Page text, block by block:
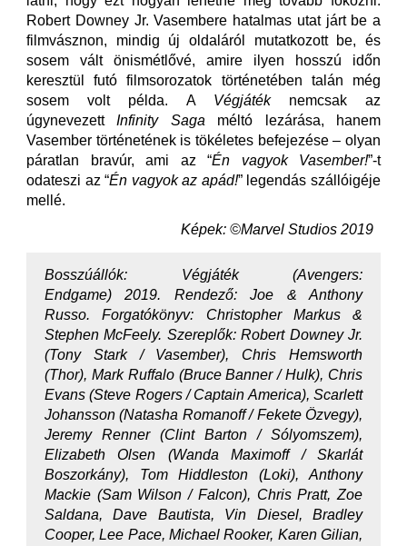
Robert Downey Jr. Vasembere hatalmas utat járt be a
filmvásznon, mindig új oldaláról mutatkozott be, és
sosem vált önismétlővé, amire ilyen hosszú időn
keresztül futó filmsorozatok történetében talán még
sosem volt példa. A Végjátéknemcsak az
úgynevezettInfinity Saga méltó lezárása, hanem
Vasember történetének is tökéletes befejezése – olyan
páratlan bravúr, ami az “Én vagyok Vasember!”-t
odateszi az “Én vagyok az apád!” legendás szállóigéje
mellé.
Képek: ©Marvel Studios 2019
Bosszúállók: Végjáték (Avengers:
Endgame) 2019. Rendező: Joe & Anthony
Russo. Forgatókönyv: Christopher Markus &
Stephen McFeely. Szereplők: Robert Downey Jr.
(Tony Stark / Vasember), Chris Hemsworth
(Thor), Mark Ruffalo (Bruce Banner / Hulk), Chris
Evans (Steve Rogers / Captain America), Scarlett
Johansson (Natasha Romanoff / Fekete Özvegy),
Jeremy Renner (Clint Barton / Sólyomszem),
Elizabeth Olsen (Wanda Maximoff / Skarlát
Boszorkány), Tom Hiddleston (Loki), Anthony
Mackie (Sam Wilson / Falcon), Chris Pratt, Zoe
Saldana, Dave Bautista, Vin Diesel, Bradley
Cooper, Lee Pace, Michael Rooker, Karen Gilian,